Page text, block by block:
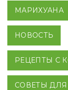
МАРИХУАНА
НОВОСТЬ
РЕЦЕПТЫ С
СОВЕТЫ